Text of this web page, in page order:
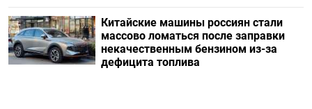
Китайские машины россиян стали
массово ломаться после заправки
некачественным бензином из-за
дефицита топлива